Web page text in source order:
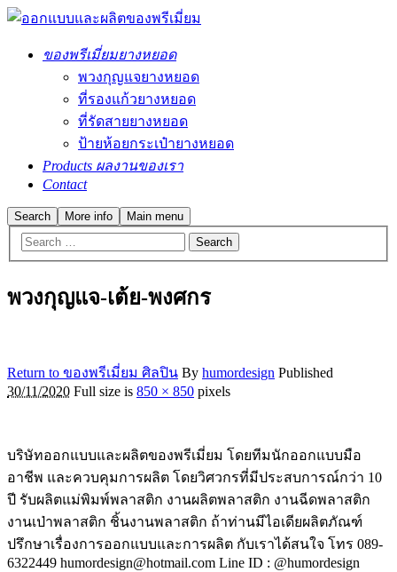
ของพรีเมี่ยมยางหยอด
พวงกุญแจยางหยอด
ที่รองแก้วยางหยอด
ที่รัดสายยางหยอด
ป้ายห้อยกระเป๋ายางหยอด
Products ผลงานของเรา
Contact
Search More info Main menu
พวงกุญแจ-เต้ย-พงศกร
Return to ของพรีเมี่ยม ศิลปิน By humordesign Published
30/11/2020 Full size is 850 × 850 pixels
บริษัทออกแบบและผลิตของพรีเมี่ยม โดยทีมนักออกแบบมือ
อาชีพ และควบคุมการผลิต โดยวิศวกรที่มีประสบการณ์กว่า 10
ปี รับผลิตแม่พิมพ์พลาสติก งานผลิตพลาสติก งานฉีดพลาสติก
งานเป่าพลาสติก ชิ้นงานพลาสติก ถ้าท่านมีไอเดียผลิตภัณฑ์
ปรึกษาเรื่องการออกแบบและการผลิต กับเราได้สนใจ โทร 089-
6322449 humordesign@hotmail.com Line ID : @humordesign